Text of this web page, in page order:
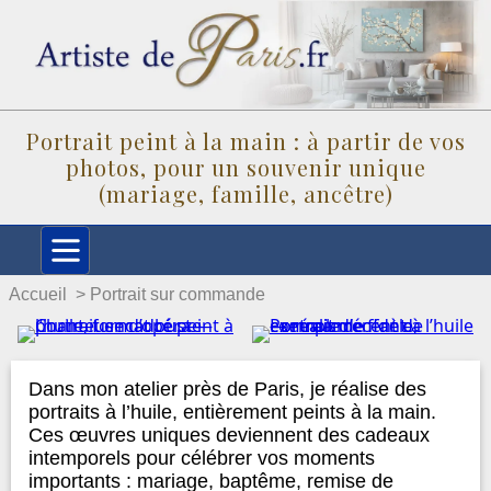
Portrait peint à la main : à partir de vos
photos, pour un souvenir unique
(mariage, famille, ancêtre)
Accueil Portrait sur commande
Dans mon atelier près de Paris, je réalise des
portraits à l’huile, entièrement peints à la main.
Ces œuvres uniques deviennent des cadeaux
intemporels pour célébrer vos moments
importants : mariage, baptême, remise de